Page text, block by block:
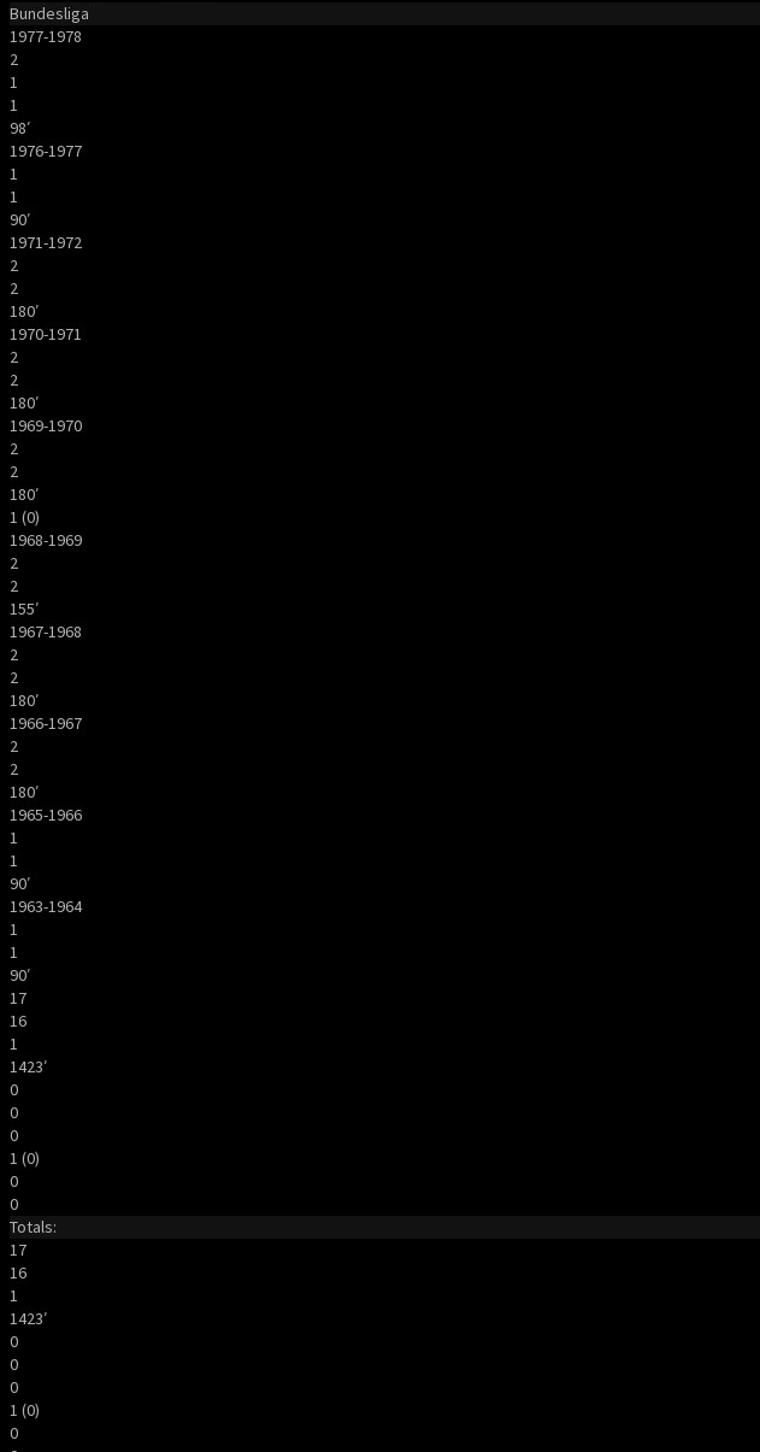
Bundesliga
1977-1978
2
1
1
98′
1976-1977
1
1
90′
1971-1972
2
2
180′
1970-1971
2
2
180′
1969-1970
2
2
180′
1 (0)
1968-1969
2
2
155′
1967-1968
2
2
180′
1966-1967
2
2
180′
1965-1966
1
1
90′
1963-1964
1
1
90′
17
16
1
1423′
0
0
0
1 (0)
0
0
Totals:
17
16
1
1423′
0
0
0
1 (0)
0